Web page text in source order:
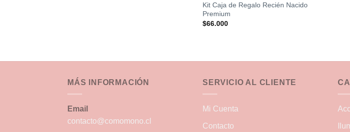
Kit Caja de Regalo Recién Nacido
Premium
$66.000
MÁS INFORMACIÓN
Email
contacto@comomono.cl
SERVICIO AL CLIENTE
Mi Cuenta
Contacto